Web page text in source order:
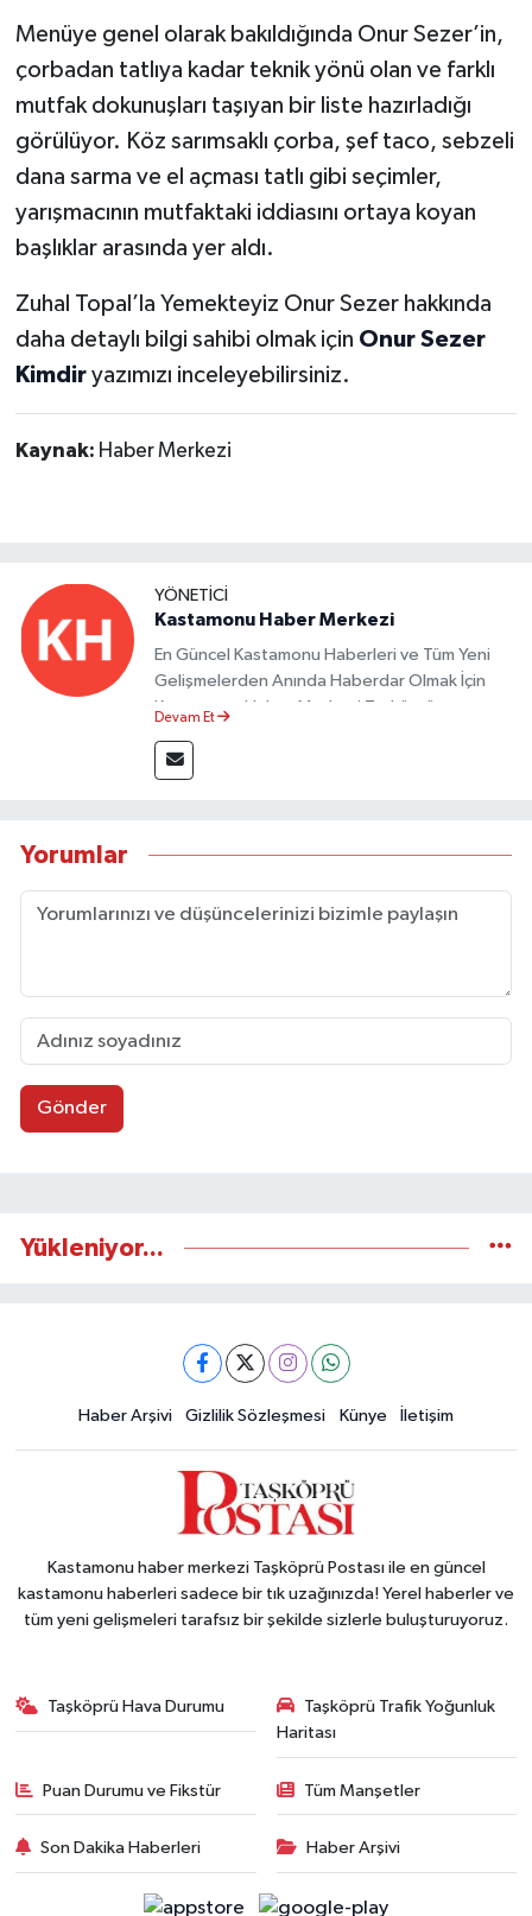
Menüye genel olarak bakıldığında Onur Sezer’in,
çorbadan tatlıya kadar teknik yönü olan ve farklı
mutfak dokunuşları taşıyan bir liste hazırladığı
görülüyor. Köz sarımsaklı çorba, şef taco, sebzeli
dana sarma ve el açması tatlı gibi seçimler,
yarışmacının mutfaktaki iddiasını ortaya koyan
başlıklar arasında yer aldı.
Zuhal Topal’la Yemekteyiz Onur Sezer hakkında
daha detaylı bilgi sahibi olmak için Onur Sezer
Kimdiryazımızı inceleyebilirsiniz.
Kaynak: Haber Merkezi
YÖNETICI
Kastamonu Haber Merkezi
En Güncel Kastamonu Haberleri ve Tüm Yeni
Gelişmelerden Anında Haberdar Olmak İçin
Kastamonu Haber Merkezi Taşköprü
Devam Et
Yorumlar
Gönder
Yükleniyor...
Haber Arşivi Gizlilik Sözleşmesi Künye İletişim
Kastamonu haber merkezi Taşköprü Postası ile en güncel
kastamonu haberleri sadece bir tık uzağınızda! Yerel haberler ve
tüm yeni gelişmeleri tarafsız bir şekilde sizlerle buluşturuyoruz.
Taşköprü Hava Durumu
Taşköprü Trafik Yoğunluk
Haritası
Puan Durumu ve Fikstür Tüm Manşetler
Son Dakika Haberleri Haber Arşivi